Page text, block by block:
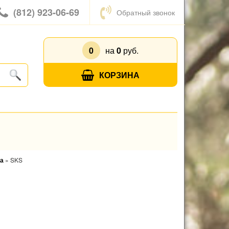
(812) 923-06-69 Обратный звонок
0 на 0руб.
КОРЗИНА
» SKS